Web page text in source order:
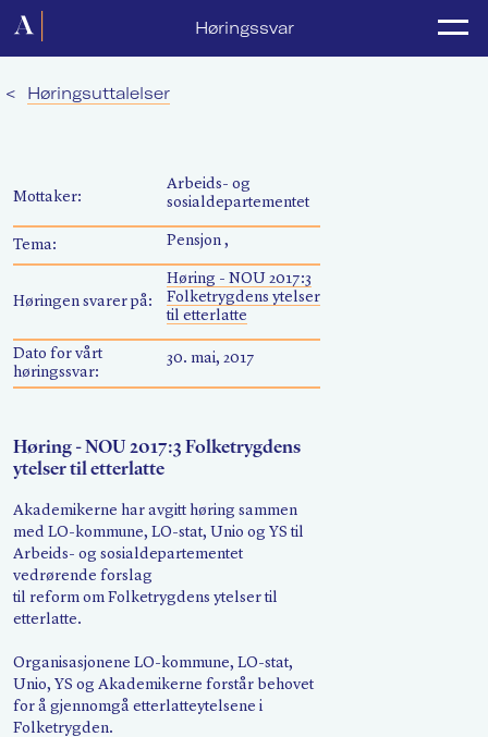
Høringssvar
Forside
For media
Akademikerne Pluss
Nyheter
< Høringsuttalelser
Mottaker:
Arbeids- og
sosialdepartementet
Tema: Pensjon ,
Høringen svarer på:
Høring - NOU 2017:3
Folketrygdens ytelser
til etterlatte
Dato for vårt
høringssvar:
30. mai, 2017
Høring - NOU 2017:3 Folketrygdens
ytelser til etterlatte
Akademikerne har avgitt høring sammen
med LO-kommune, LO-stat, Unio og YS til
Arbeids- og sosialdepartementet
vedrørende forslag
til reform om Folketrygdens ytelser til
etterlatte.
Organisasjonene LO-kommune, LO-stat,
Unio, YS og Akademikerne forstår behovet
for å gjennomgå etterlatteytelsene i
Folketrygden.